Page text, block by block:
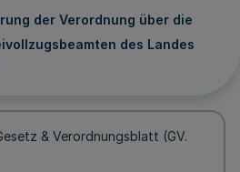
der Verordnung über die
des Landes
& Verordnungsblatt (GV.